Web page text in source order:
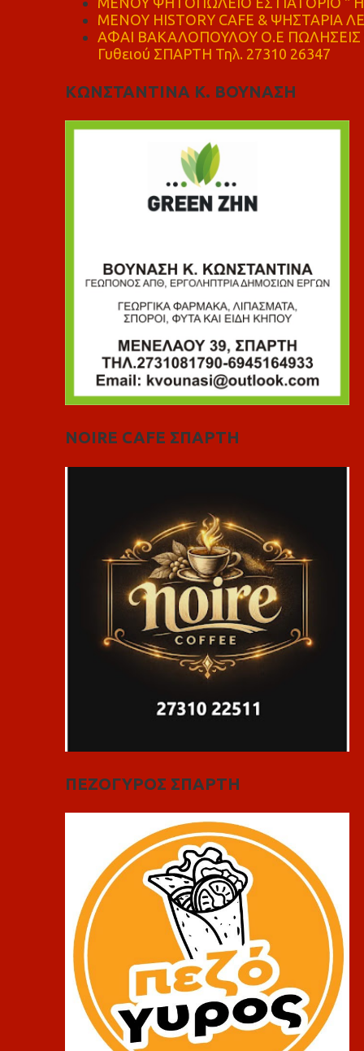
ΜΕΝΟΥ HISTORY CAFE & ΨΗΣΤΑΡΙΑ
ΑΦΑΙ ΒΑΚΑΛΟΠΟΥΛΟΥ Ο.Ε ΠΩΛΗΣΕΙΣ
Γυθειού ΣΠΑΡΤΗ Τηλ. 27310 26347
ΚΩΝΣΤΑΝΤΙΝΑ Κ. ΒΟΥΝΑΣΗ
NOIRE CAFE ΣΠΑΡΤΗ
ΠΕΖΟΓΥΡΟΣ ΣΠΑΡΤΗ